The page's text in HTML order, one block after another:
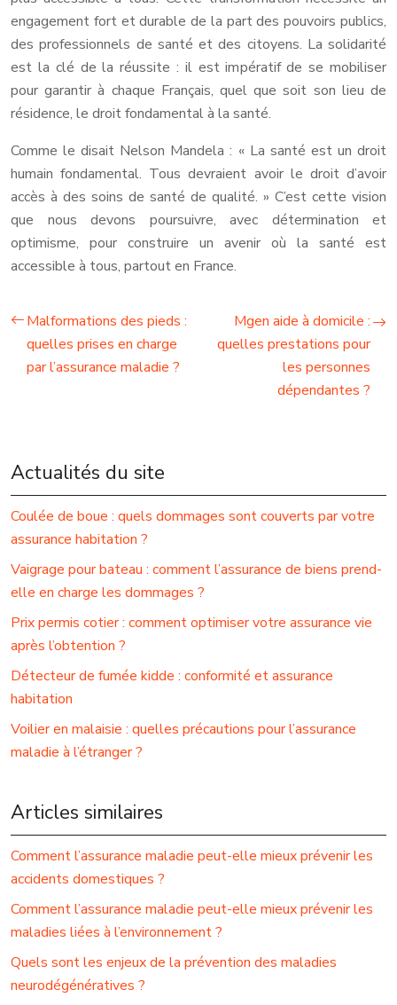
engagement fort et durable de la part des pouvoirs publics,
des professionnels de santé et des citoyens. La solidarité
est la clé de la réussite : il est impératif de se mobiliser
pour garantir à chaque Français, quel que soit son lieu de
résidence, le droit fondamental à la santé.
Comme le disait Nelson Mandela : « La santé est un droit
humain fondamental. Tous devraient avoir le droit d’avoir
accès à des soins de santé de qualité. » C’est cette vision
que nous devons poursuivre, avec détermination et
optimisme, pour construire un avenir où la santé est
accessible à tous, partout en France.
Malformations des pieds :
quelles prises en charge
par l’assurance maladie ?
Mgen aide à domicile :
quelles prestations pour
les personnes
dépendantes ?
Actualités du site
Coulée de boue : quels dommages sont couverts par votre
assurance habitation ?
Vaigrage pour bateau : comment l’assurance de biens prend-
elle en charge les dommages ?
Prix permis cotier : comment optimiser votre assurance vie
après l’obtention ?
Détecteur de fumée kidde : conformité et assurance
habitation
Voilier en malaisie : quelles précautions pour l’assurance
maladie à l’étranger ?
Articles similaires
Comment l’assurance maladie peut-elle mieux prévenir les
accidents domestiques ?
Comment l’assurance maladie peut-elle mieux prévenir les
maladies liées à l’environnement ?
Quels sont les enjeux de la prévention des maladies
neurodégénératives ?